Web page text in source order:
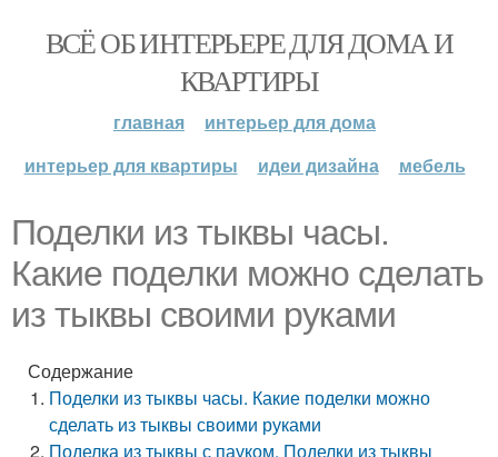
ВСЁ ОБ ИНТЕРЬЕРЕ ДЛЯ ДОМА И
КВАРТИРЫ
главная
интерьер для дома
интерьер для квартиры
идеи дизайна мебель
Поделки из тыквы часы.
Какие поделки можно сделать
из тыквы своими руками
Содержание
Поделки из тыквы часы. Какие поделки можно
сделать из тыквы своими руками
Поделка из тыквы с пауком. Поделки из тыквы